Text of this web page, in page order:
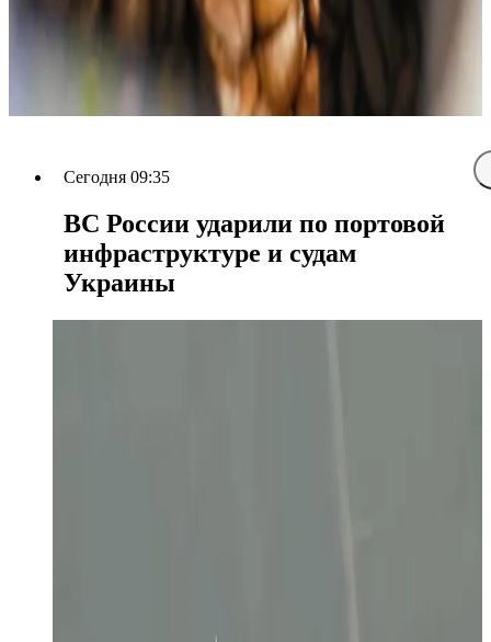
Сегодня 09:35
ВС России ударили по портовой
инфраструктуре и судам
Украины